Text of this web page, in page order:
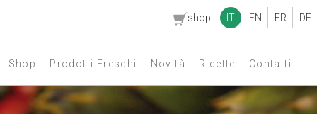
Shop Prodotti Freschi Novità Ricette Contatti
shop IT EN FR DE